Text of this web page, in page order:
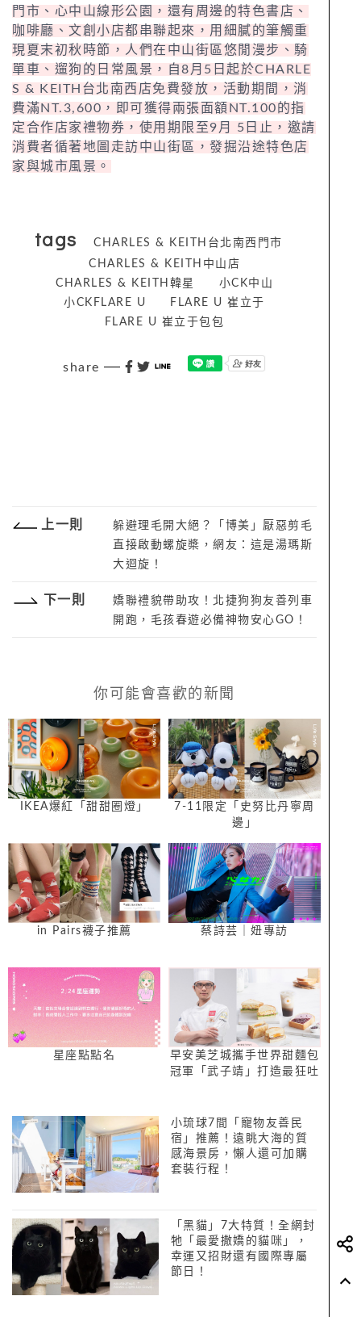
門市、心中山線形公園，還有周邊的特色書店、
咖啡廳、文創小店都串聯起來，用細膩的筆觸重
現夏末初秋時節，人們在中山街區悠閒漫步、騎
單車、遛狗的日常風景，自8月5日起於CHARLE
S & KEITH台北南西店免費發放，活動期間，消
費滿NT.3,600，即可獲得兩張面額NT.100的指
定合作店家禮物券，使用期限至9月 5日止，邀請
消費者循著地圖走訪中山街區，發掘沿途特色店
家與城市風景。
tags
CHARLES & KEITH台北南西門市
CHARLES & KEITH中山店
CHARLES & KEITH韓星
小CK中山
小CKFLARE U
FLARE U 崔立于
FLARE U 崔立于包包
share
上一則
躲避理毛開大絕？「博美」厭惡剪毛
直接啟動螺旋槳，網友：這是湯瑪斯
大迴旋！
下一則
嬌聯禮貌帶助攻！北捷狗狗友善列車
開跑，毛孩春遊必備神物安心GO！
你可能會喜歡的新聞
IKEA爆紅「甜甜圈燈」
7-11限定「史努比丹寧周
邊」
in Pairs襪子推薦 蔡詩芸｜妞專訪
星座點點名
早安美芝城攜手世界甜麵包
冠軍「武子靖」打造最狂吐
小琉球7間「寵物友善民
宿」推薦！遠眺大海的質
感海景房，懶人還可加購
套裝行程！
「黑貓」7大特質！全網封
牠「最愛撒嬌的貓咪」，
幸運又招財還有國際專屬
節日！